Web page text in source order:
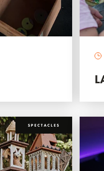
SPECTACLES